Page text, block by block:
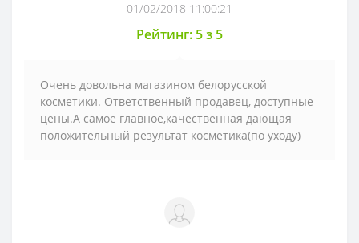
01/02/2018 11:00:21
Рейтинг: 5 з 5
Очень довольна магазином белорусской
косметики. Ответственный продавец, доступные
цены.А самое главное,качественная дающая
положительный результат косметика(по уходу)